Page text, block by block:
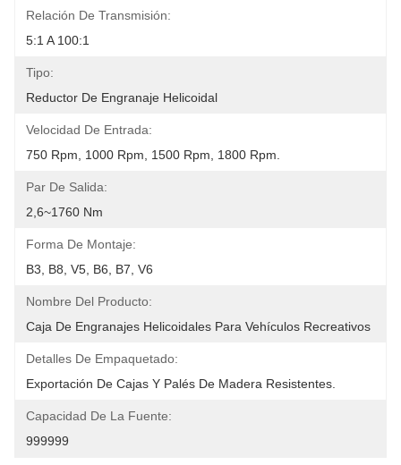
Relación De Transmisión:
5:1 A 100:1
Tipo:
Reductor De Engranaje Helicoidal
Velocidad De Entrada:
750 Rpm, 1000 Rpm, 1500 Rpm, 1800 Rpm.
Par De Salida:
2,6~1760 Nm
Forma De Montaje:
B3, B8, V5, B6, B7, V6
Nombre Del Producto:
Caja De Engranajes Helicoidales Para Vehículos Recreativos
Detalles De Empaquetado:
Exportación De Cajas Y Palés De Madera Resistentes.
Capacidad De La Fuente:
999999